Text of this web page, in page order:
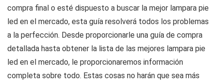
compra final o esté dispuesto a buscar la mejor lampara pie
led en el mercado, esta guía resolverá todos los problemas
a la perfección. Desde proporcionarle una guía de compra
detallada hasta obtener la lista de las mejores lampara pie
led en el mercado, le proporcionaremos información
completa sobre todo. Estas cosas no harán que sea más